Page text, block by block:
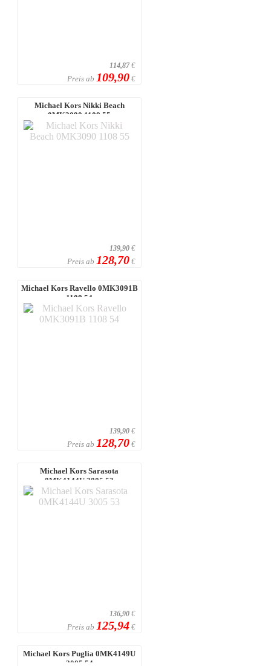
114,87€
Preis ab 109,90 €
Michael Kors Nikki Beach
0MK3090 1108 55
139,90 €
Preis ab 128,70 €
Michael Kors Ravello 0MK3091B
1108 54
139,90 €
Preis ab 128,70 €
Michael Kors Sarasota
0MK4144U 3005 53
136,90 €
Preis ab 125,94 €
Michael Kors Puglia 0MK4149U
3005 54